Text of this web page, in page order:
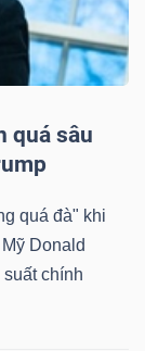
quá sâu
quá đà" khi
Donald
chính